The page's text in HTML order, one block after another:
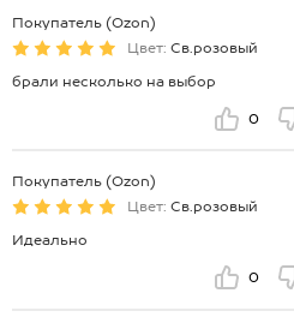
Покупатель (Ozon)
Цвет: Св.розовый
брали несколько на выбор
0
Покупатель (Ozon)
Цвет: Св.розовый
Идеально
0